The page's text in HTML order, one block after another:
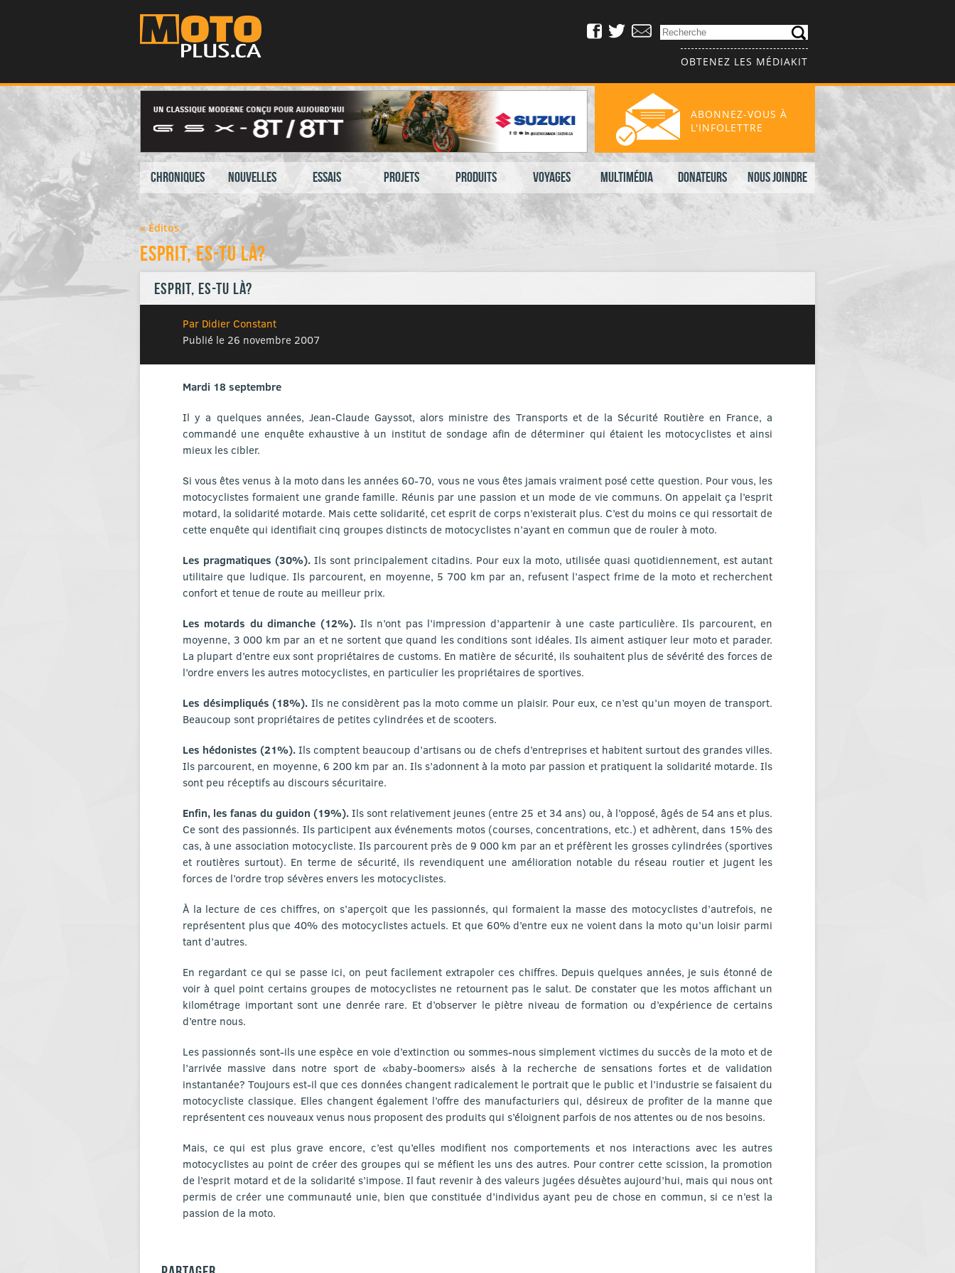
OBTENEZ LES MÉDIAKIT
Chroniques Nouvelles Essais Projets Produits Voyages Multimédia Donateurs Nous joindre
ABONNEZ-VOUS À
L'INFOLETTRE
« Éditos
Esprit, es-tu là?
Esprit, es-tu là?
Par Didier Constant
Publié le 26 novembre 2007
Mardi 18 septembre
Il y a quelques années, Jean-Claude Gayssot, alors ministre des Transports et de la Sécurité Routière en France, a
commandé une enquête exhaustive à un institut de sondage afin de déterminer qui étaient les motocyclistes et ainsi
mieux les cibler.
Si vous êtes venus à la moto dans les années 60-70, vous ne vous êtes jamais vraiment posé cette question. Pour vous, les
motocyclistes formaient une grande famille. Réunis par une passion et un mode de vie communs. On appelait ça l’esprit
motard, la solidarité motarde. Mais cette solidarité, cet esprit de corps n’existerait plus. C’est du moins ce qui ressortait de
cette enquête qui identifiait cinq groupes distincts de motocyclistes n’ayant en commun que de rouler à moto.
Les pragmatiques (30%). Ils sont principalement citadins. Pour eux la moto, utilisée quasi quotidiennement, est autant
utilitaire que ludique. Ils parcourent, en moyenne, 5 700 km par an, refusent l’aspect frime de la moto et recherchent
confort et tenue de route au meilleur prix.
Les motards du dimanche (12%).Ils n’ont pas l’impression d’appartenir à une caste particulière. Ils parcourent, en
moyenne, 3 000 km par an et ne sortent que quand les conditions sont idéales. Ils aiment astiquer leur moto et parader.
La plupart d’entre eux sont propriétaires de customs. En matière de sécurité, ils souhaitent plus de sévérité des forces de
l’ordre envers les autres motocyclistes, en particulier les propriétaires de sportives.
Les désimpliqués (18%). Ils ne considèrent pas la moto comme un plaisir. Pour eux, ce n’est qu’un moyen de transport.
Beaucoup sont propriétaires de petites cylindrées et de scooters.
Les hédonistes (21%). Ils comptent beaucoup d’artisans ou de chefs d’entreprises et habitent surtout des grandes villes.
Ils parcourent, en moyenne, 6 200 km par an. Ils s’adonnent à la moto par passion et pratiquent la solidarité motarde. Ils
sont peu réceptifs au discours sécuritaire.
Enfin, les fanas du guidon (19%). Ils sont relativement jeunes (entre 25 et 34 ans) ou, à l’opposé, âgés de 54 ans et plus.
Ce sont des passionnés. Ils participent aux événements motos (courses, concentrations, etc.) et adhèrent, dans 15% des
cas, à une association motocycliste. Ils parcourent près de 9 000 km par an et préfèrent les grosses cylindrées (sportives
et routières surtout). En terme de sécurité, ils revendiquent une amélioration notable du réseau routier et jugent les
forces de l’ordre trop sévères envers les motocyclistes.
À la lecture de ces chiffres, on s’aperçoit que les passionnés, qui formaient la masse des motocyclistes d’autrefois, ne
représentent plus que 40% des motocyclistes actuels. Et que 60% d’entre eux ne voient dans la moto qu’un loisir parmi
tant d’autres.
En regardant ce qui se passe ici, on peut facilement extrapoler ces chiffres. Depuis quelques années, je suis étonné de
voir à quel point certains groupes de motocyclistes ne retournent pas le salut. De constater que les motos affichant un
kilométrage important sont une denrée rare. Et d’observer le piètre niveau de formation ou d’expérience de certains
d’entre nous.
Les passionnés sont-ils une espèce en voie d’extinction ou sommes-nous simplement victimes du succès de la moto et de
l’arrivée massive dans notre sport de «baby-boomers» aisés à la recherche de sensations fortes et de validation
instantanée? Toujours est-il que ces données changent radicalement le portrait que le public et l’industrie se faisaient du
motocycliste classique. Elles changent également l’offre des manufacturiers qui, désireux de profiter de la manne que
représentent ces nouveaux venus nous proposent des produits qui s’éloignent parfois de nos attentes ou de nos besoins.
Mais, ce qui est plus grave encore, c’est qu’elles modifient nos comportements et nos interactions avec les autres
motocyclistes au point de créer des groupes qui se méfient les uns des autres. Pour contrer cette scission, la promotion
de l’esprit motard et de la solidarité s’impose. Il faut revenir à des valeurs jugées désuètes aujourd’hui, mais qui nous ont
permis de créer une communauté unie, bien que constituée d’individus ayant peu de chose en commun, si ce n’est la
passion de la moto.